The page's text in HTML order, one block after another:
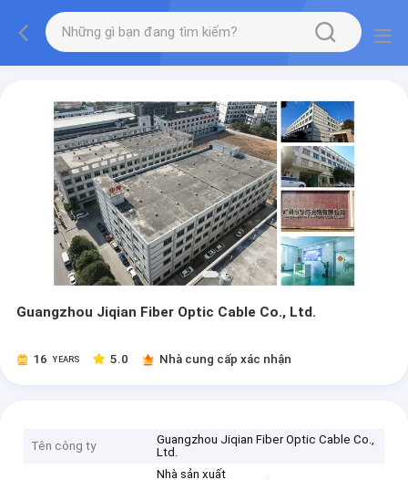
Guangzhou Jiqian Fiber Optic Cable Co., Ltd.
16 YEARS 5.0 Nhà cung cấp xác nhận
Tên công ty
Guangzhou Jiqian Fiber Optic Cable Co.,
Ltd.
Nhà sản xuất